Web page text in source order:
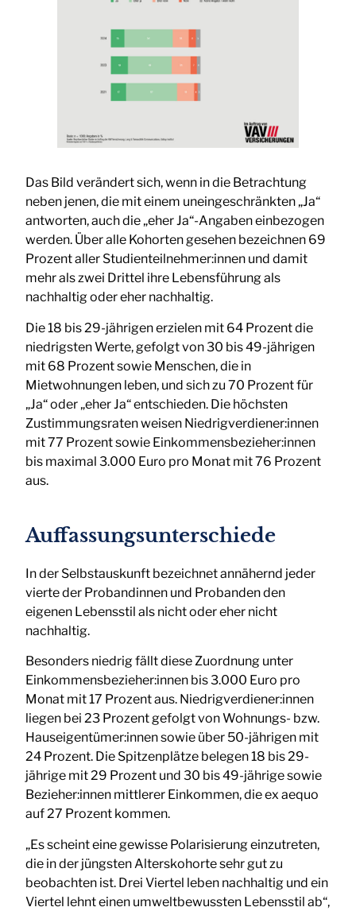
Das Bild verändert sich, wenn in die Betrachtung
neben jenen, die mit einem uneingeschränkten „Ja“
antworten, auch die „eher Ja“-Angaben einbezogen
werden. Über alle Kohorten gesehen bezeichnen 69
Prozent aller Studienteilnehmer:innen und damit
mehr als zwei Drittel ihre Lebensführung als
nachhaltig oder eher nachhaltig.
Die 18 bis 29-jährigen erzielen mit 64 Prozent die
niedrigsten Werte, gefolgt von 30 bis 49-jährigen
mit 68 Prozent sowie Menschen, die in
Mietwohnungen leben, und sich zu 70 Prozent für
„Ja“ oder „eher Ja“ entschieden. Die höchsten
Zustimmungsraten weisen Niedrigverdiener:innen
mit 77 Prozent sowie Einkommensbezieher:innen
bis maximal 3.000 Euro pro Monat mit 76 Prozent
aus.
Auffassungsunterschiede
In der Selbstauskunft bezeichnet annähernd jeder
vierte der Probandinnen und Probanden den
eigenen Lebensstil als nicht oder eher nicht
nachhaltig.
Besonders niedrig fällt diese Zuordnung unter
Einkommensbezieher:innen bis 3.000 Euro pro
Monat mit 17 Prozent aus. Niedrigverdiener:innen
liegen bei 23 Prozent gefolgt von Wohnungs- bzw.
Hauseigentümer:innen sowie über 50-jährigen mit
24 Prozent. Die Spitzenplätze belegen 18 bis 29-
jährige mit 29 Prozent und 30 bis 49-jährige sowie
Bezieher:innen mittlerer Einkommen, die ex aequo
auf 27 Prozent kommen.
„Es scheint eine gewisse Polarisierung einzutreten,
die in der jüngsten Alterskohorte sehr gut zu
beobachten ist. Drei Viertel leben nachhaltig und ein
Viertel lehnt einen umweltbewussten Lebensstil ab“,